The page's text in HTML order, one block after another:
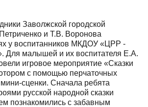
Заволжской городской
и Т.В. Воронова
у воспитанников МКДОУ «ЦРР -
Для малышей и их воспитателя Е.А.
игровое мероприятие «Сказки
с помощью перчаточных
сценки. Сначала ребята
русской народной сказки
познакомились с забавным